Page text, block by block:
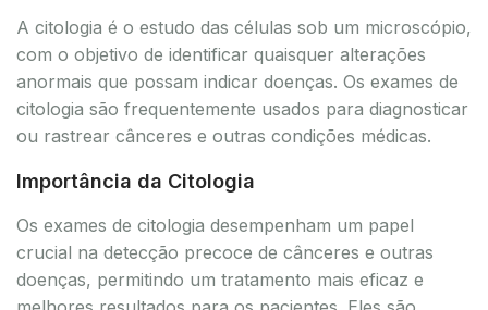
A citologia é o estudo das células sob um microscópio,
com o objetivo de identificar quaisquer alterações
anormais que possam indicar doenças. Os exames de
citologia são frequentemente usados para diagnosticar
ou rastrear cânceres e outras condições médicas.
Importância da Citologia
Os exames de citologia desempenham um papel
crucial na detecção precoce de cânceres e outras
doenças, permitindo um tratamento mais eficaz e